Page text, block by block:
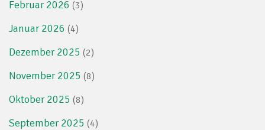
Februar 2026 (3)
Januar 2026 (4)
Dezember 2025 (2)
November 2025 (8)
Oktober 2025 (8)
September 2025 (4)